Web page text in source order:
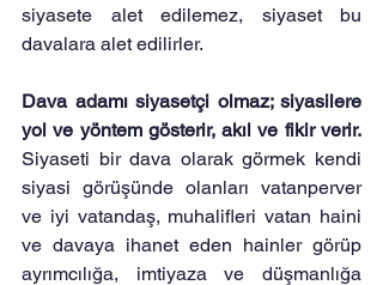
siyasete alet edilemez, siyaset bu
davalara alet edilirler.
Dava adamı siyasetçi olmaz; siyasilere
yol ve yöntem gösterir, akıl ve fikir verir.
Siyaseti bir dava olarak görmek kendi
siyasi görüşünde olanları vatanperver
ve iyi vatandaş, muhalifleri vatan haini
ve davaya ihanet eden hainler görüp
ayrımcılığa, imtiyaza ve düşmanlığa